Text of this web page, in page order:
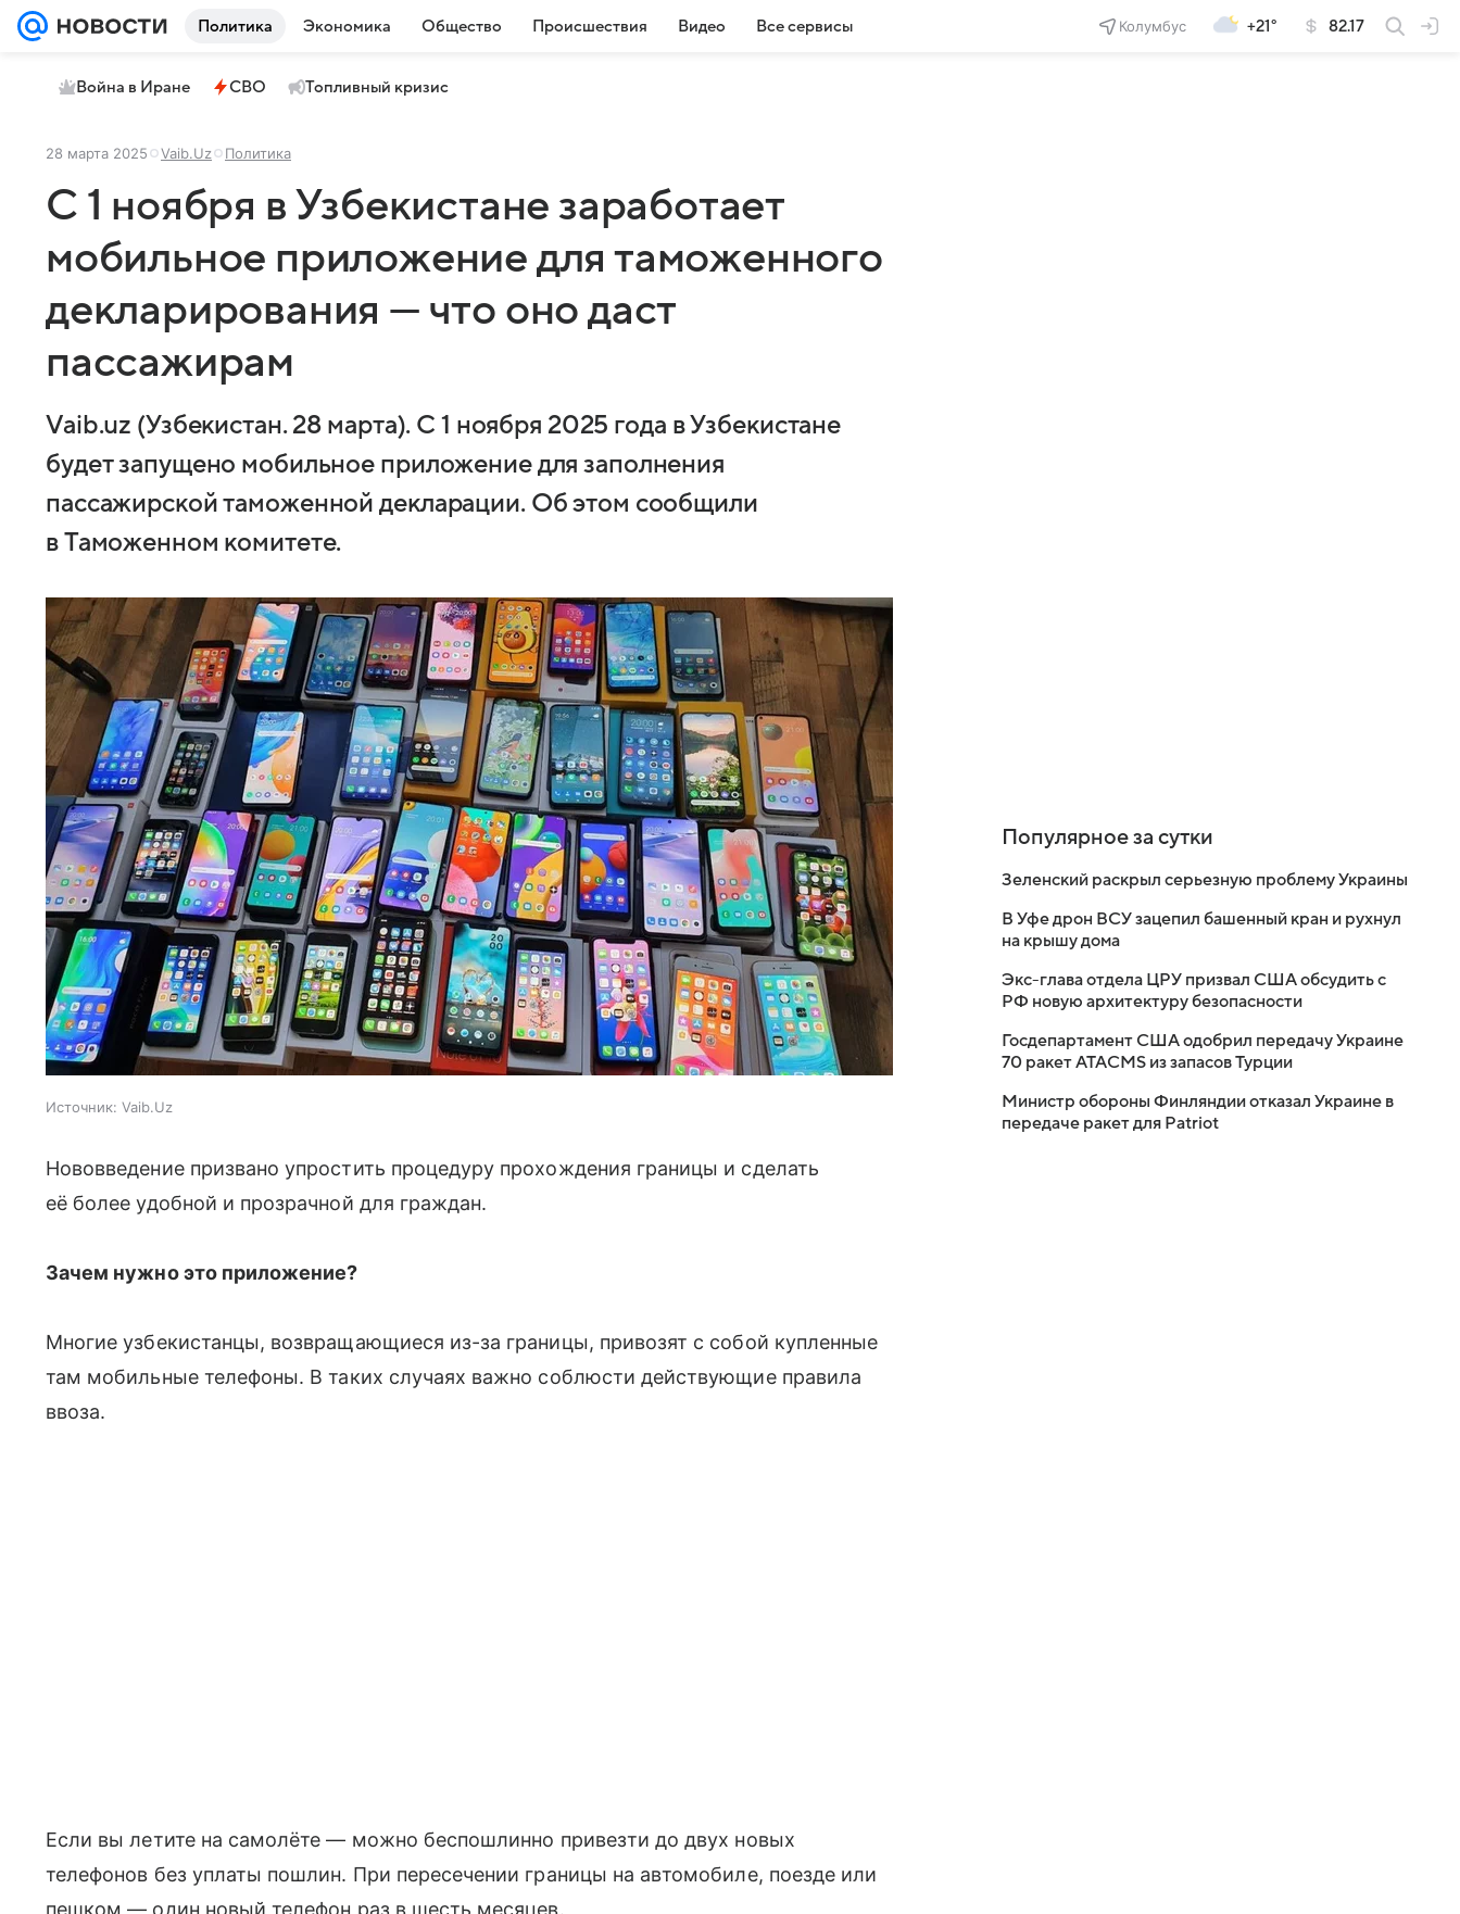
Политика Экономика Общество Происшествия Видео Все сервисы Колумбус +21° 82.17
Война в Иране СВО Топливный кризис
28 марта 2025 Vaib.Uz Политика
С 1 ноября в Узбекистане заработает
мобильное приложение для таможенного
декларирования — что оно даст
пассажирам
Vaib.uz (Узбекистан. 28 марта). С 1 ноября 2025 года в Узбекистане
будет запущено мобильное приложение для заполнения
пассажирской таможенной декларации. Об этом сообщили
в Таможенном комитете.
Источник: Vaib.Uz
Нововведение призвано упростить процедуру прохождения границы и сделать
её более удобной и прозрачной для граждан.
Зачем нужно это приложение?
Многие узбекистанцы, возвращающиеся из-за границы, привозят с собой купленные
там мобильные телефоны. В таких случаях важно соблюсти действующие правила
ввоза.
Если вы летите на самолёте — можно беспошлинно привезти до двух новых
телефонов без уплаты пошлин. При пересечении границы на автомобиле, поезде или
пешком — один новый телефон раз в шесть месяцев.
Популярное за сутки
Зеленский раскрыл серьезную проблему Украины
В Уфе дрон ВСУ зацепил башенный кран и рухнул
на крышу дома
Экс-глава отдела ЦРУ призвал США обсудить с
РФ новую архитектуру безопасности
Госдепартамент США одобрил передачу Украине
70 ракет ATACMS из запасов Турции
Министр обороны Финляндии отказал Украине в
передаче ракет для Patriot